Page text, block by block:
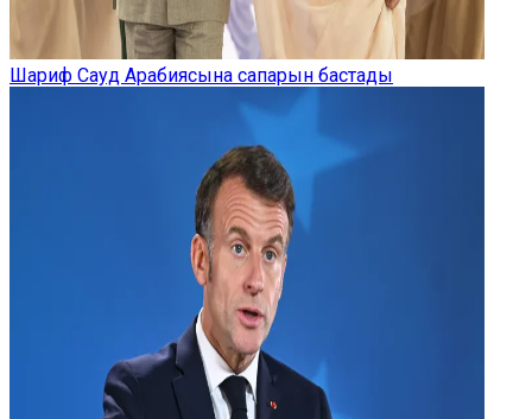
Шариф Сауд Арабиясына сапарын бастады